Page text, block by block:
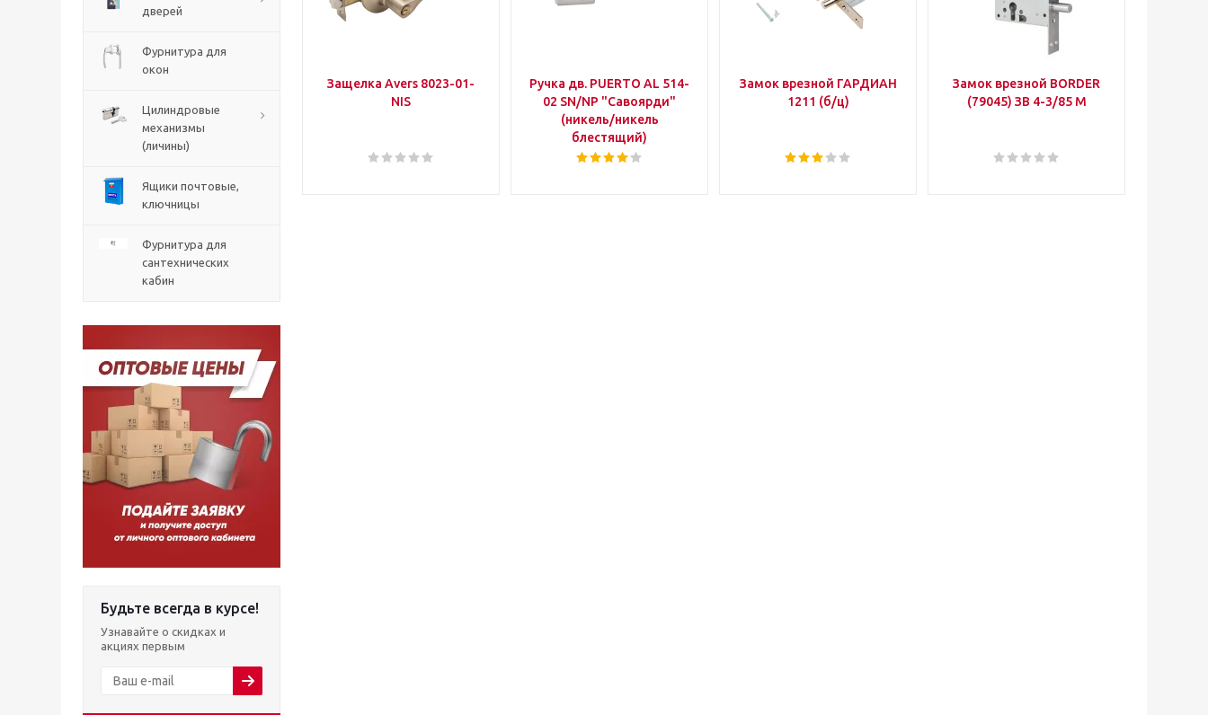
дверей
Фурнитура для
окон
Цилиндровые
механизмы
(личины)
Ящики почтовые,
ключницы
Фурнитура для
сантехнических
кабин
Будьте всегда в курсе!
Узнавайте о скидках и
акциях первым
Защелка Avers 8023-01-
NIS
Ручка дв. PUERTO AL 514-
02 SN/NP "Савоярди"
(никель/никель
блестящий)
Замок врезной ГАРДИАН
1211 (б/ц)
Замок врезной BORDER
(79045) ЗВ 4-3/85 М